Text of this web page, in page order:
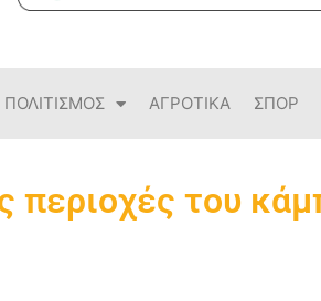
ΠΟΛΙΤΙΣΜΟΣ ΑΓΡΟΤΙΚΑ ΣΠΟΡ
περιοχές του